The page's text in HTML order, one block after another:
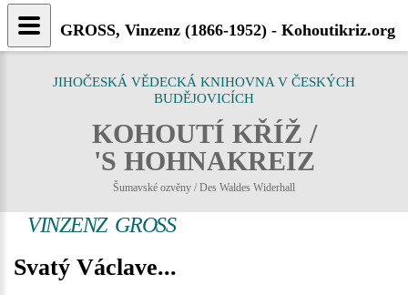
JIHOČESKÁ VĚDECKÁ KNIHOVNA V ČESKÝCH
BUDĚJOVICÍCH
KOHOUTÍ KŘÍŽ /
'S HOHNAKREIZ
Šumavské ozvěny / Des Waldes Widerhall
VINZENZ GROSS
Svatý Václave...
GROSS, Vinzenz (1866-1952) - Kohoutikriz.org